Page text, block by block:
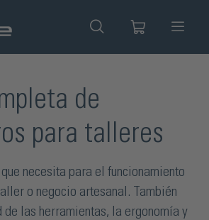
de
para talleres
necesita para el funcionamiento
o negocio artesanal. También
las herramientas, la ergonomía y